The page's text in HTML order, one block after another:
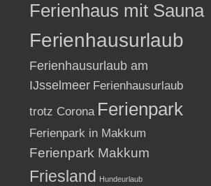
Ferienhaus mit Sauna
Ferienhausurlaub
Ferienhausurlaub am
IJsselmeer Ferienhausurlaub
trotz Corona Ferienpark
Ferienpark in Makkum
Ferienpark Makkum
Friesland Hundeurlaub